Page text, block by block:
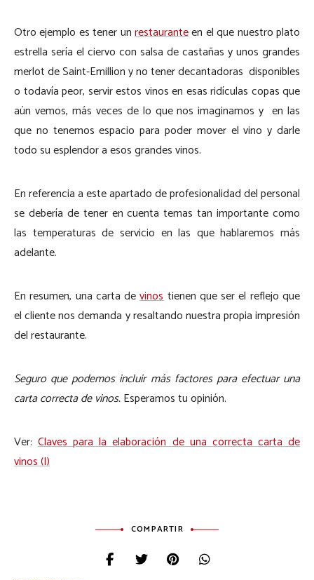
Otro ejemplo es tener unrestauranteen el que nuestro plato
estrella sería el ciervo con salsa de castañas y unos grandes
merlot de Saint-Emillion y no tener decantadoras disponibles
o todavía peor, servir estos vinos en esas ridículas copas que
aún vemos, más veces de lo que nos imaginamos y en las
que no tenemos espacio para poder mover el vino y darle
todo su esplendor a esos grandes vinos.
En referencia a este apartado de profesionalidad del personal
se debería de tener en cuenta temas tan importante como
las temperaturas de servicio en las que hablaremos más
adelante.
En resumen, una carta devinostienen que ser el reflejo que
el cliente nos demanda y resaltando nuestra propia impresión
del restaurante.
Seguro que podemos incluir más factores para efectuar una
carta correcta de vinos.Esperamos tu opinión.
Ver:Claves para la elaboración de una correcta carta de
vinos (I)
COMPARTIR